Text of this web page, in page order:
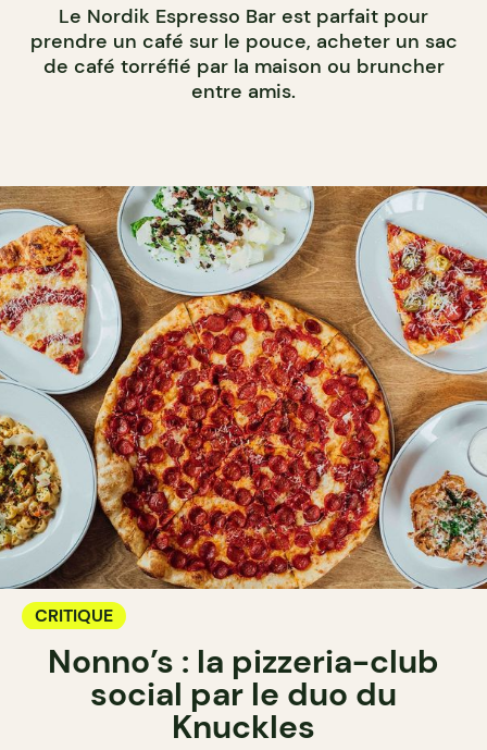
Le Nordik Espresso Bar est parfait pour
prendre un café sur le pouce, acheter un sac
de café torréfié par la maison ou bruncher
entre amis.
CRITIQUE
Nonno’s : la pizzeria-club
social par le duo du
Knuckles